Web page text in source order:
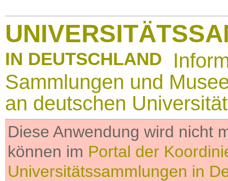
IN DEUTSCHLAND
Sammlungen und
an deutschen
Diese Anwendung wird nicht
können im Portal der
Universitätssammlungen in